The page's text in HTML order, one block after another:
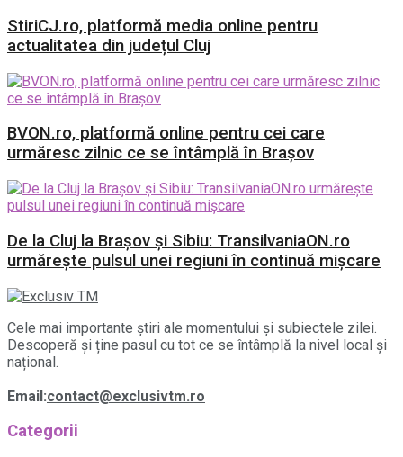
StiriCJ.ro, platformă media online pentru
actualitatea din județul Cluj
BVON.ro, platformă online pentru cei care
urmăresc zilnic ce se întâmplă în Brașov
De la Cluj la Brașov și Sibiu: TransilvaniaON.ro
urmărește pulsul unei regiuni în continuă mișcare
Cele mai importante știri ale momentului și subiectele zilei.
Descoperă și ține pasul cu tot ce se întâmplă la nivel local și
național.
Email:contact@exclusivtm.ro
Categorii